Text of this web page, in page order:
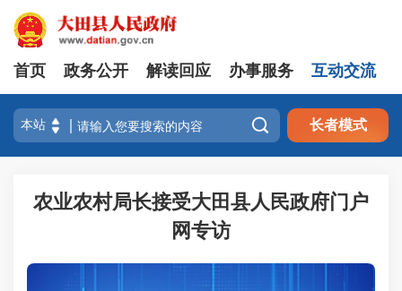
首页 政务公开 解读回应 办事服务 互动交流
 长者模式
农业农村局长接受大田县人民政府门户
网专访